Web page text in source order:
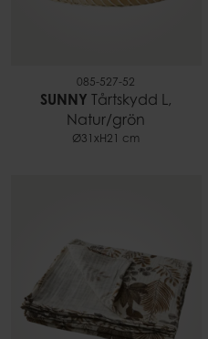
085-527-52
SUNNY
Tårtskydd L,
Natur/grön
Ø31xH21 cm